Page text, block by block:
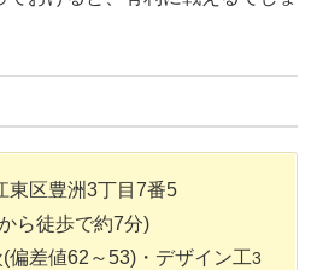
東区豊洲3丁目7番5
ら徒歩で約7分)
(偏差値62～53)・デザイン工3